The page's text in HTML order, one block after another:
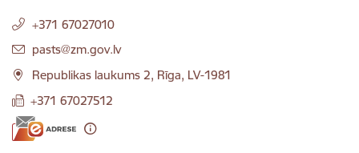
+371 67027010
E-pasts:
pasts@zm.gov.lv
Republikas laukums 2, Rīga, LV-1981
+371 67027512